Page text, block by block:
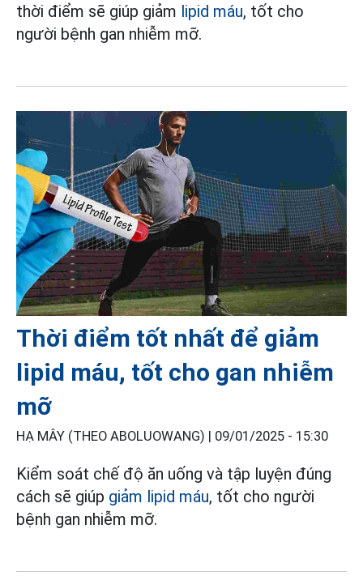
thời điểm sẽ giúp giảm lipid máu, tốt cho
người bệnh gan nhiễm mỡ.
Thời điểm tốt nhất để giảm
lipid máu, tốt cho gan nhiễm
mỡ
HẠ MÂY (THEO ABOLUOWANG) | 09/01/2025 - 15:30
Kiểm soát chế độ ăn uống và tập luyện đúng
cách sẽ giúp giảm lipid máu, tốt cho người
bệnh gan nhiễm mỡ.